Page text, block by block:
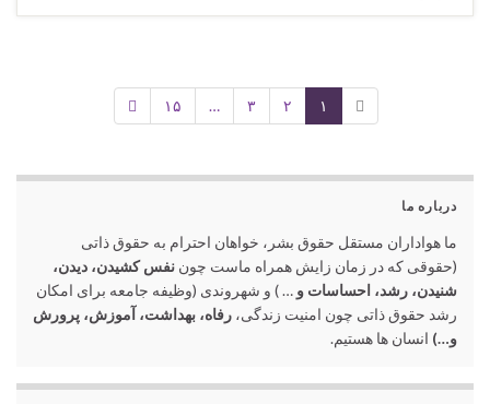
۱ ۲ ۳ … ۱۵
درباره ما
ما هواداران مستقل حقوق بشر، خواهان احترام به حقوق ذاتی
(حقوقی که در زمان زایش همراه ماست چون نفس کشیدن، دیدن،
شنیدن، رشد، احساسات و … ) و شهروندی (وظیفه جامعه برای امکان
رشد حقوق ذاتی چون امنیت زندگی، رفاه، بهداشت، آموزش، پرورش
و…) انسان ها هستیم.